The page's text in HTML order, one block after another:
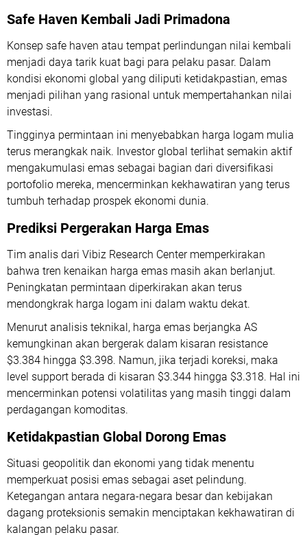
Safe Haven Kembali Jadi Primadona
Konsep safe haven atau tempat perlindungan nilai kembali
menjadi daya tarik kuat bagi para pelaku pasar. Dalam
kondisi ekonomi global yang diliputi ketidakpastian, emas
menjadi pilihan yang rasional untuk mempertahankan nilai
investasi.
Tingginya permintaan ini menyebabkan harga logam mulia
terus merangkak naik. Investor global terlihat semakin aktif
mengakumulasi emas sebagai bagian dari diversifikasi
portofolio mereka, mencerminkan kekhawatiran yang terus
tumbuh terhadap prospek ekonomi dunia.
Prediksi Pergerakan Harga Emas
Tim analis dari Vibiz Research Center memperkirakan
bahwa tren kenaikan harga emas masih akan berlanjut.
Peningkatan permintaan diperkirakan akan terus
mendongkrak harga logam ini dalam waktu dekat.
Menurut analisis teknikal, harga emas berjangka AS
kemungkinan akan bergerak dalam kisaran resistance
$3.384 hingga $3.398. Namun, jika terjadi koreksi, maka
level support berada di kisaran $3.344 hingga $3.318. Hal ini
mencerminkan potensi volatilitas yang masih tinggi dalam
perdagangan komoditas.
Ketidakpastian Global Dorong Emas
Situasi geopolitik dan ekonomi yang tidak menentu
memperkuat posisi emas sebagai aset pelindung.
Ketegangan antara negara-negara besar dan kebijakan
dagang proteksionis semakin menciptakan kekhawatiran di
kalangan pelaku pasar.